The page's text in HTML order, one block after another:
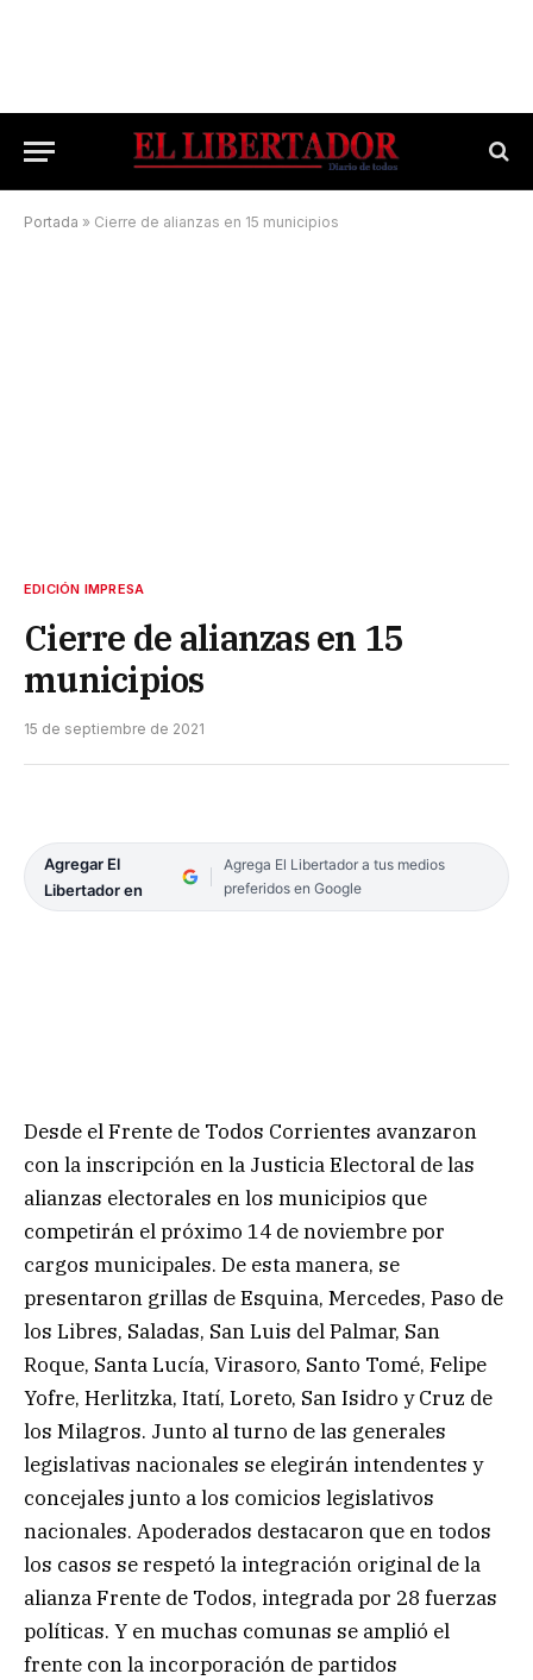
Portada » Cierre de alianzas en 15 municipios
EDICIÓN IMPRESA
Cierre de alianzas en 15
municipios
15 de septiembre de 2021
Agregar El
Libertador en
Agrega El Libertador a tus medios
preferidos en Google
Desde el Frente de Todos Corrientes avanzaron
con la inscripción en la Justicia Electoral de las
alianzas electorales en los municipios que
competirán el próximo 14 de noviembre por
cargos municipales. De esta manera, se
presentaron grillas de Esquina, Mercedes, Paso de
los Libres, Saladas, San Luis del Palmar, San
Roque, Santa Lucía, Virasoro, Santo Tomé, Felipe
Yofre, Herlitzka, Itatí, Loreto, San Isidro y Cruz de
los Milagros. Junto al turno de las generales
legislativas nacionales se elegirán intendentes y
concejales junto a los comicios legislativos
nacionales. Apoderados destacaron que en todos
los casos se respetó la integración original de la
alianza Frente de Todos, integrada por 28 fuerzas
políticas. Y en muchas comunas se amplió el
frente con la incorporación de partidos